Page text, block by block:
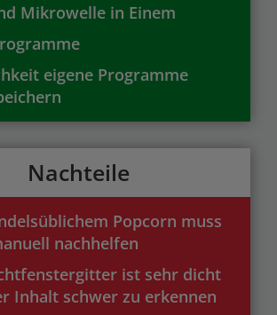
Mikrowelle in Einem
eigene Programme
Nachteile
Popcorn muss
nachhelfen
ist sehr dicht
Inhalt schwer zu erkennen